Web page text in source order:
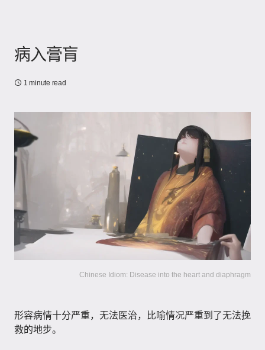
病入膏肓
1 minute read
Chinese Idiom: Disease into the heart and diaphragm
形容病情十分严重，无法医治，比喻情况严重到了无法挽
救的地步。